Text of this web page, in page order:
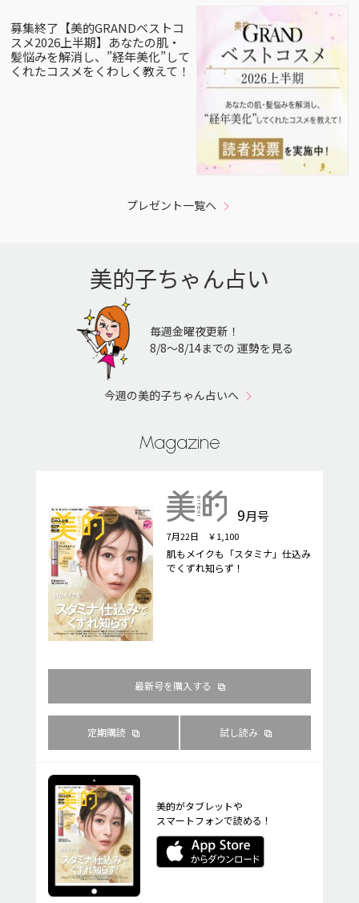
募集終了【美的GRANDベストコ
スメ2026上半期】あなたの肌・
髪悩みを解消し、”経年美化”して
くれたコスメをくわしく教えて！
プレゼント一覧へ
美的子ちゃん占い
毎週金曜夜更新！
8/8〜8/14までの 運勢を見る
今週の美的子ちゃん占いへ
Magazine
9月号
7月22日 ￥1,100
肌もメイクも「スタミナ」仕込み
でくずれ知らず！
最新号を購入する
定期購読 試し読み
美的がタブレットや
スマートフォンで読める！